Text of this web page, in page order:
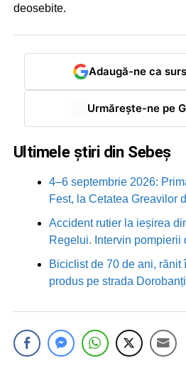
deosebite.
Adaugă-ne ca
Urmărește-ne pe
Ultimele știri din Sebeș
4–6 septembrie 2026:
Fest, la Cetatea Greavilor
Accident rutier la ieșirea
Regelui. Intervin pompierii
Biciclist de 70 de ani, rănit
produs pe strada